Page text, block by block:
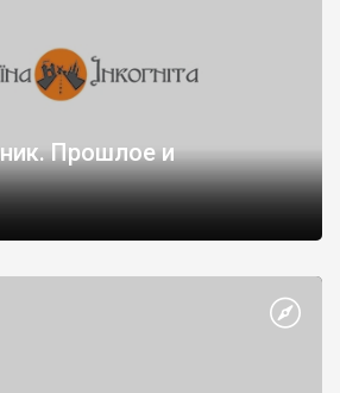
Прошлое и
лиманов является то, что на дне